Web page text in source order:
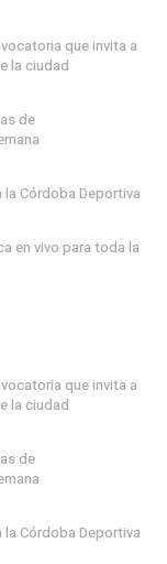
que invita a
la ciudad
de
Córdoba Deportiva
en vivo para toda la
que invita a
la ciudad
de
Córdoba Deportiva